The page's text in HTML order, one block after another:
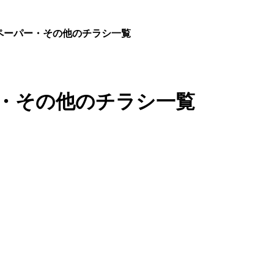
パー・その他のチラシ一覧
その他のチラシ一覧